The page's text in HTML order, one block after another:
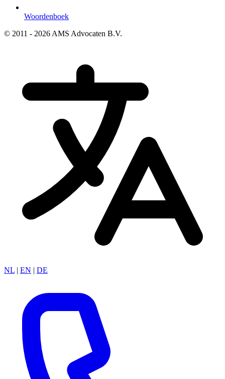
Woordenboek
© 2011 - 2026 AMS Advocaten B.V.
NL | EN | DE